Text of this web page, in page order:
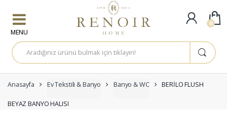
A
r
a
a
:
Anasayfa Ev Tekstili & Banyo Banyo & WC BERİLO FLUSH
BEYAZ BANYO HALISI
0